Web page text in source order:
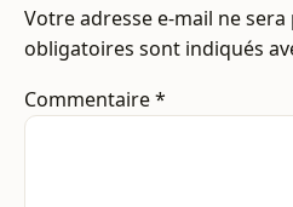
Votre adresse e-mail ne sera
obligatoires sont indiqués
Commentaire*